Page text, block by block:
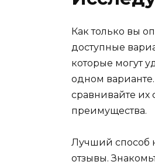
Как только вы
доступные
которые могут
одном
сравнивайте их
преимущества.
Лучший способ
отзывы.